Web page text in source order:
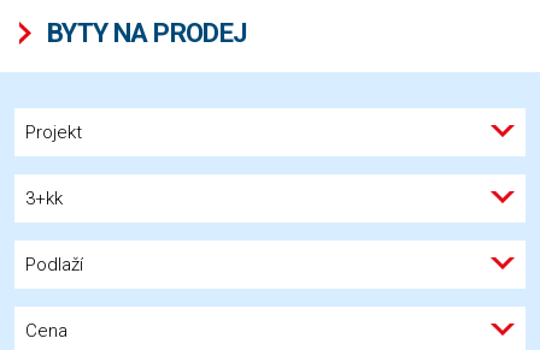
BYTY NA PRODEJ
Projekt
3+kk
Podlaží
Cena